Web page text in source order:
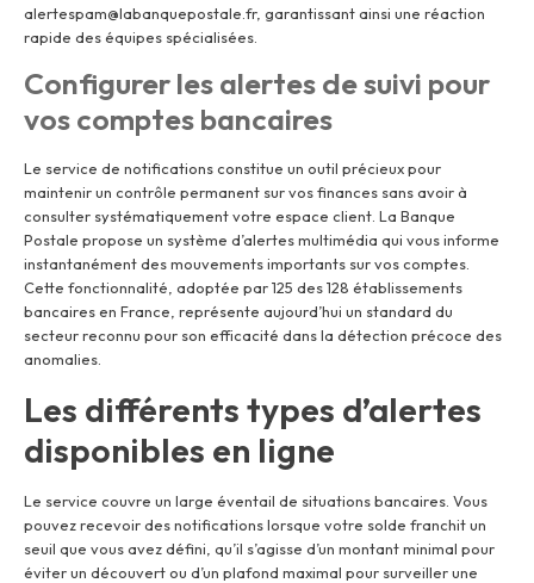
alertespam@labanquepostale.fr, garantissant ainsi une réaction
rapide des équipes spécialisées.
Configurer les alertes de suivi pour
vos comptes bancaires
Le service de notifications constitue un outil précieux pour
maintenir un contrôle permanent sur vos finances sans avoir à
consulter systématiquement votre espace client. La Banque
Postale propose un système d’alertes multimédia qui vous informe
instantanément des mouvements importants sur vos comptes.
Cette fonctionnalité, adoptée par 125 des 128 établissements
bancaires en France, représente aujourd’hui un standard du
secteur reconnu pour son efficacité dans la détection précoce des
anomalies.
Les différents types d’alertes
disponibles en ligne
Le service couvre un large éventail de situations bancaires. Vous
pouvez recevoir des notifications lorsque votre solde franchit un
seuil que vous avez défini, qu’il s’agisse d’un montant minimal pour
éviter un découvert ou d’un plafond maximal pour surveiller une